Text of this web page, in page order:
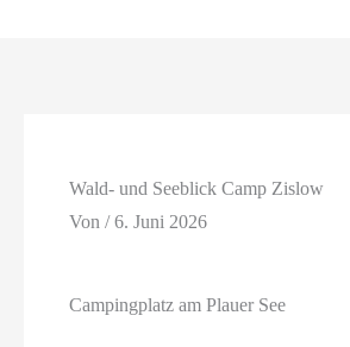
Wald- und Seeblick Camp Zislow
Von/6. Juni 2026
Campingplatz am Plauer See